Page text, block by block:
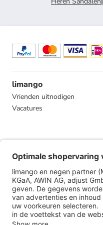
limango
Vrienden uitnodigen
Vacatures